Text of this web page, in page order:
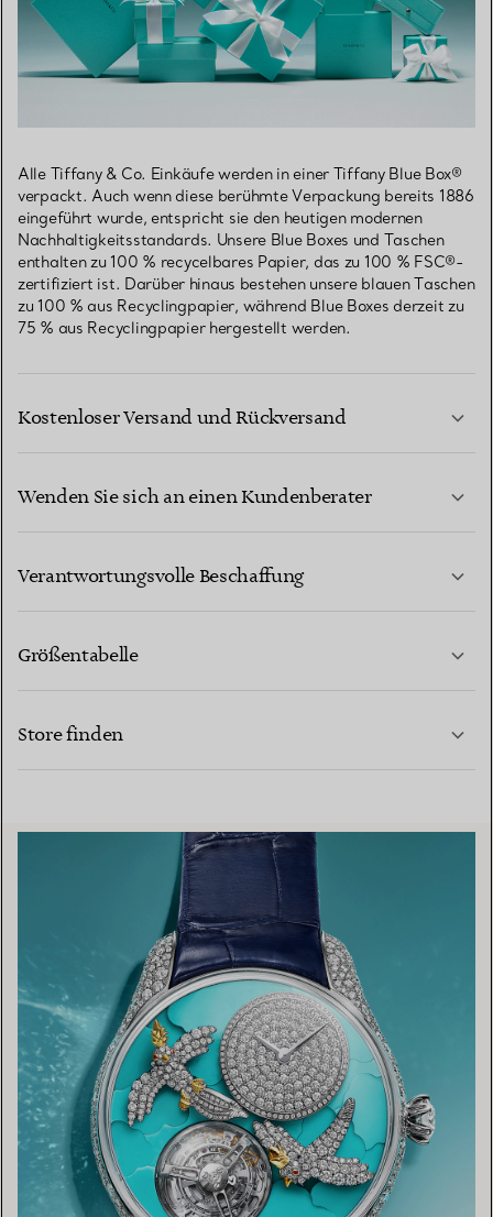
Alle Tiffany & Co. Einkäufe werden in einer Tiffany Blue Box®
verpackt. Auch wenn diese berühmte Verpackung bereits 1886
eingeführt wurde, entspricht sie den heutigen modernen
Nachhaltigkeitsstandards. Unsere Blue Boxes und Taschen
enthalten zu 100 % recycelbares Papier, das zu 100 % FSC®-
zertifiziert ist. Darüber hinaus bestehen unsere blauen Taschen
zu 100 % aus Recyclingpapier, während Blue Boxes derzeit zu
75 % aus Recyclingpapier hergestellt werden.
Kostenloser Versand und Rückversand
Wenden Sie sich an einen Kundenberater
Verantwortungsvolle Beschaffung
Größentabelle
Store finden
EINEN STORE IN IHRER NÄHE FINDEN